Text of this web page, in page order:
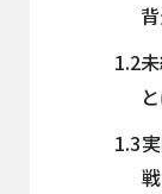
1.2
1.3
戦